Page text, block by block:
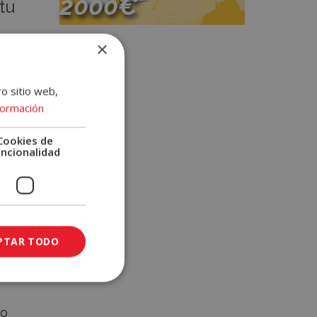
te
Participa
×
sitio web,
de
TODO